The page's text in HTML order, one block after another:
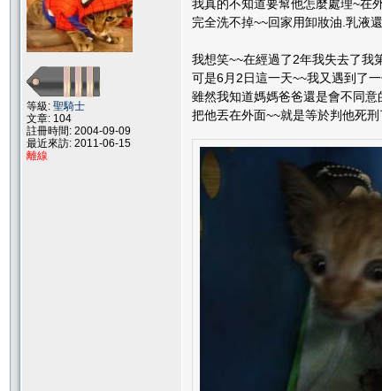
等級: 聖騎士
文章: 104
註冊時間: 2004-09-09
最近來訪: 2011-06-15
離線
我真的不知道要幫他怎麼處理~在
完全洗不掉~~回家用卸妝油.乳液
我想笑~~在經過了2年我失去了我
可是6月2日這一天~~我又遇到了
雖然我知道媽媽爸爸還是會不同
把他丟在外面~~就是等於判他死